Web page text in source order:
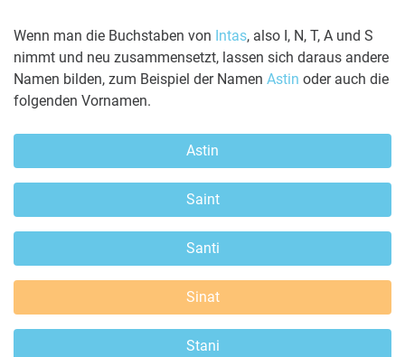
Wenn man die Buchstaben von Intas, also I, N, T, A und S
nimmt und neu zusammensetzt, lassen sich daraus andere
Namen bilden, zum Beispiel der Namen Astin oder auch die
folgenden Vornamen.
Astin
Saint
Santi
Sinat
Stani